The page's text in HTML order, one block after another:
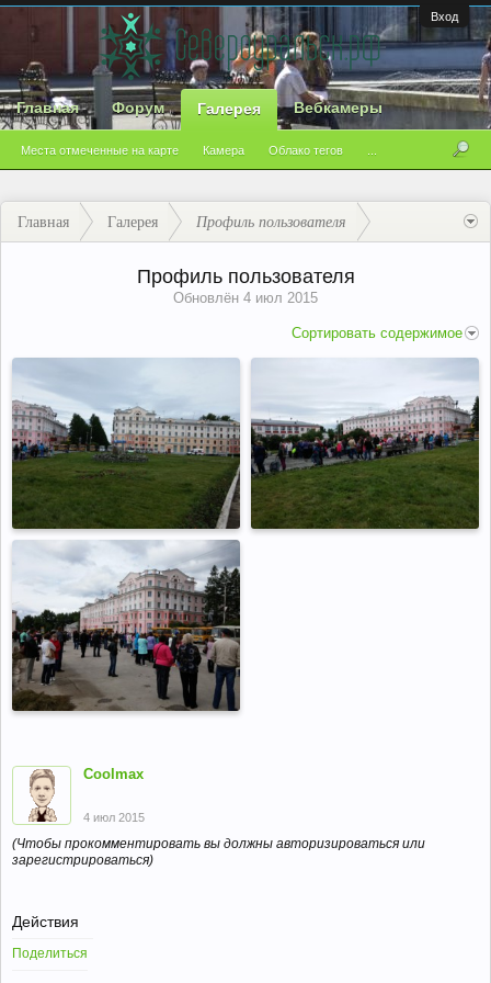
Вход
Главная Форум Галерея
Места отмеченные на карте Камера Облако тегов
Вебкамеры
Главная Галерея Профиль пользователя
Профиль пользователя
Обновлён 4 июл 2015
Сортировать содержимое
Coolmax
4 июл 2015
(Чтобы прокомментировать вы должны авторизироваться или
зарегистрироваться)
Действия
Поделиться